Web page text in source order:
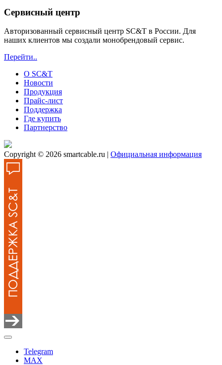
Сервисный центр
Авторизованный сервисный центр SC&T в России. Для
наших клиентов мы создали монобрендовый сервис.
Перейти..
О SC&T
Новости
Продукция
Прайс-лист
Поддержка
Где купить
Партнерство
Copyright © 2026 smartcable.ru | Официальная информация
Telegram
MAX